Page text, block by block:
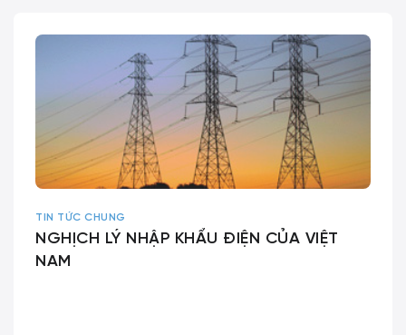
TIN TỨC CHUNG
NGHỊCH LÝ NHẬP KHẨU ĐIỆN CỦA VIỆT
NAM